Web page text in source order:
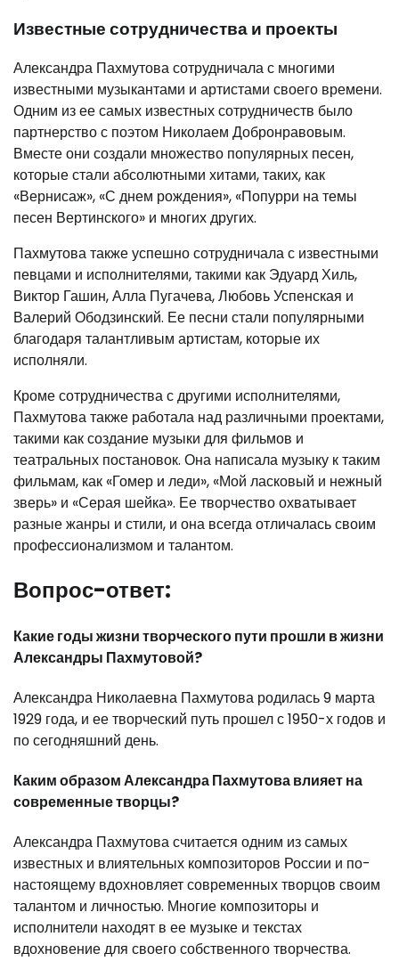
Известные сотрудничества и проекты
Александра Пахмутова сотрудничала с многими
известными музыкантами и артистами своего времени.
Одним из ее самых известных сотрудничеств было
партнерство с поэтом Николаем Добронравовым.
Вместе они создали множество популярных песен,
которые стали абсолютными хитами, таких, как
«Вернисаж», «С днем рождения», «Попурри на темы
песен Вертинского» и многих других.
Пахмутова также успешно сотрудничала с известными
певцами и исполнителями, такими как Эдуард Хиль,
Виктор Гашин, Алла Пугачева, Любовь Успенская и
Валерий Ободзинский. Ее песни стали популярными
благодаря талантливым артистам, которые их
исполняли.
Кроме сотрудничества с другими исполнителями,
Пахмутова также работала над различными проектами,
такими как создание музыки для фильмов и
театральных постановок. Она написала музыку к таким
фильмам, как «Гомер и леди», «Мой ласковый и нежный
зверь» и «Серая шейка». Ее творчество охватывает
разные жанры и стили, и она всегда отличалась своим
профессионализмом и талантом.
Вопрос-ответ:
Какие годы жизни творческого пути прошли в жизни
Александры Пахмутовой?
Александра Николаевна Пахмутова родилась 9 марта
1929 года, и ее творческий путь прошел с 1950-х годов и
по сегодняшний день.
Каким образом Александра Пахмутова влияет на
современные творцы?
Александра Пахмутова считается одним из самых
известных и влиятельных композиторов России и по-
настоящему вдохновляет современных творцов своим
талантом и личностью. Многие композиторы и
исполнители находят в ее музыке и текстах
вдохновение для своего собственного творчества.